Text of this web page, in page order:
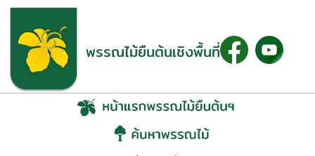
พรรณไม้ยืนต้นเชิงพื้นที่